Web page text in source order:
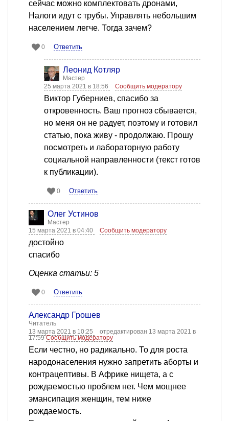
сейчас можно комплектовать дронами,
Налоги идут с трубы. Управлять небольшим
населением легче. Тогда зачем?
0 Ответить
Леонид Котляр
Мастер
25 марта 2021 в 18:56
Сообщить модератору
Виктор Губерниев, спасибо за
откровенность. Ваш прогноз сбывается,
но меня он не радует, поэтому и готовил
статью, пока живу - продолжаю. Прошу
посмотреть и лабораторную работу
социальной направленности (текст готов
к публикации).
0 Ответить
Олег Устинов
Мастер
15 марта 2021 в 04:40
Сообщить модератору
достойно
спасибо
Оценка статьи: 5
0 Ответить
Александр Грошев
Читатель
13 марта 2021 в 10:25
отредактирован 13 марта 2021 в
17:59Сообщить модератору
Если честно, но радикально. То для роста
народонаселения нужно запретить аборты и
контрацептивы. В Африке нищета, а с
рождаемостью проблем нет. Чем мощнее
эмансипация женщин, тем ниже
рождаемость.